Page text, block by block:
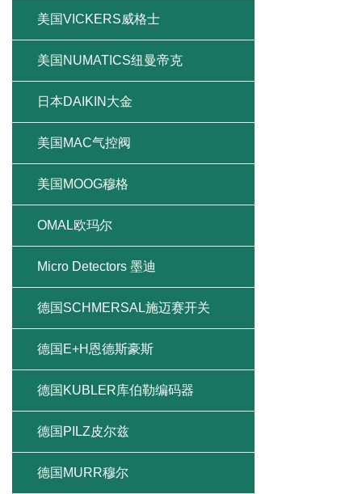
美国VICKERS威格士
美国NUMATICS纽曼帝克
日本DAIKIN大金
美国MAC气控阀
美国MOOG穆格
OMAL欧玛尔
Micro Detectors 墨迪
德国SCHMERSAL施迈赛开关
德国E+H恩德斯豪斯
德国KUBLER库伯勒编码器
德国PILZ皮尔兹
德国MURR穆尔